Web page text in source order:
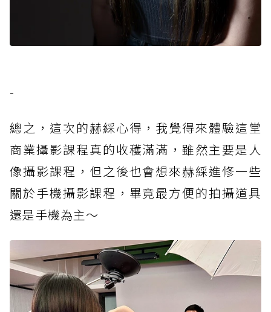
-
總之，這次的赫綵心得，我覺得來體驗這堂
商業攝影課程真的收穫滿滿，雖然主要是人
像攝影課程，但之後也會想來赫綵進修一些
關於手機攝影課程，畢竟最方便的拍攝道具
還是手機為主～